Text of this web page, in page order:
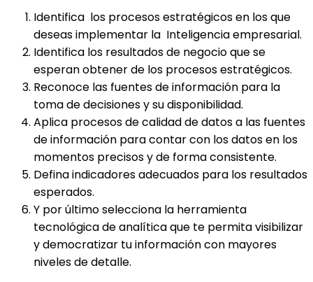
Identifica los procesos estratégicos en los que
deseas implementar la Inteligencia empresarial.
Identifica los resultados de negocio que se
esperan obtener de los procesos estratégicos.
Reconoce las fuentes de información para la
toma de decisiones y su disponibilidad.
Aplica procesos de calidad de datos a las fuentes
de información para contar con los datos en los
momentos precisos y de forma consistente.
Defina indicadores adecuados para los resultados
esperados.
Y por último selecciona la herramienta
tecnológica de analítica que te permita visibilizar
y democratizar tu información con mayores
niveles de detalle.